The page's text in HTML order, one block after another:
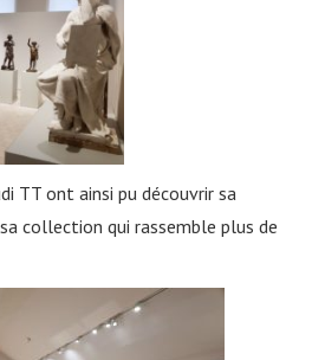
TT ont ainsi pu découvrir sa
collection qui rassemble plus de